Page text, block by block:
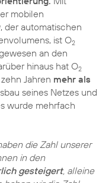
mobilen
der automatischen
ist O2
an den
hinaus hat O2
Jahren mehr als
seines Netzes und
wurde mehrfach
die Zahl unserer
in den
gesteigert, alleine